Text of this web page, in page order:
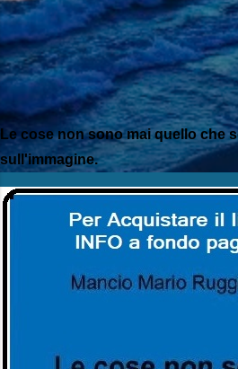
Le cose non sono mai quello che
sull'immagine.